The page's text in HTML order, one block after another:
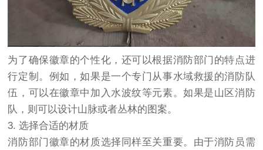
为了确保徽章的个性化，还可以根据消防部门的特点进
行定制。例如，如果是一个专门从事水域救援的消防队
伍，可以在徽章中加入水波纹等元素。如果是山区消防
队，则可以设计山脉或者丛林的图案。
3. 选择合适的材质
消防部门徽章的材质选择同样至关重要。由于消防员需